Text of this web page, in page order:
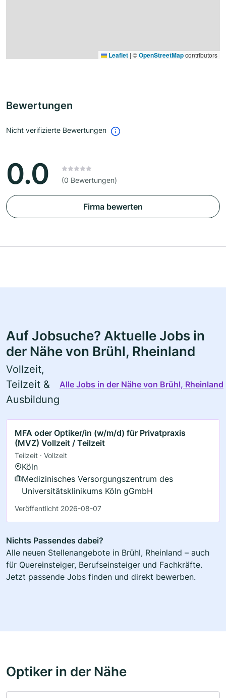
Leaflet | ©OpenStreetMapcontributors
Bewertungen
Nicht verifizierte Bewertungen
0.0 (0 Bewertungen)
Firma bewerten
Auf Jobsuche? Aktuelle Jobs in
der Nähe von Brühl, Rheinland
Vollzeit,
Teilzeit &
Ausbildung
Alle Jobs in der Nähe von Brühl, Rheinland
MFA oder Optiker/in (w/m/d) für Privatpraxis
(MVZ) Vollzeit / Teilzeit
Teilzeit · Vollzeit
Köln
Medizinisches Versorgungszentrum des
Universitätsklinikums Köln gGmbH
Veröffentlicht 2026-08-07
Nichts Passendes dabei?
Alle neuen Stellenangebote in Brühl, Rheinland – auch
für Quereinsteiger, Berufseinsteiger und Fachkräfte.
Jetzt passende Jobs finden und direkt bewerben.
Optiker in der Nähe